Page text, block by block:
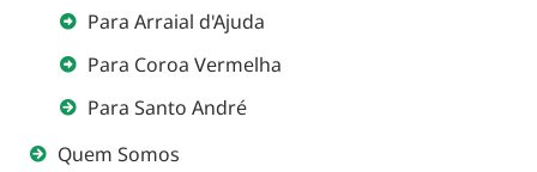
Para Arraial d'Ajuda
Para Coroa Vermelha
Para Santo André
Quem Somos